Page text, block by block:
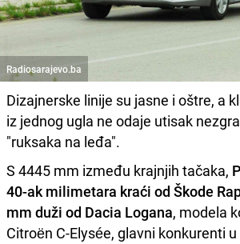
Radiosarajevo.ba
Dizajnerske linije su jasne i oštre, a
iz jednog ugla ne odaje utisak
"ruksaka na leđa".
S 4445 mm između krajnjih tačaka,
40-ak milimetara kraći od Škode
mm duži od Dacia Logana, modela
Citroën C-Elysée, glavni konkurenti